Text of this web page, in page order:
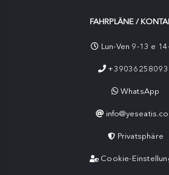
FAHRPLÄNE /
Lun-Ven 9-13 e
WhatsApp
Privatsphäre
Cookie-